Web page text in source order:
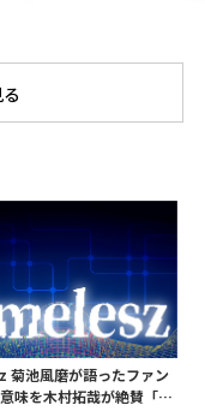
池風磨が語ったファン
味を木村拓哉が絶賛「考